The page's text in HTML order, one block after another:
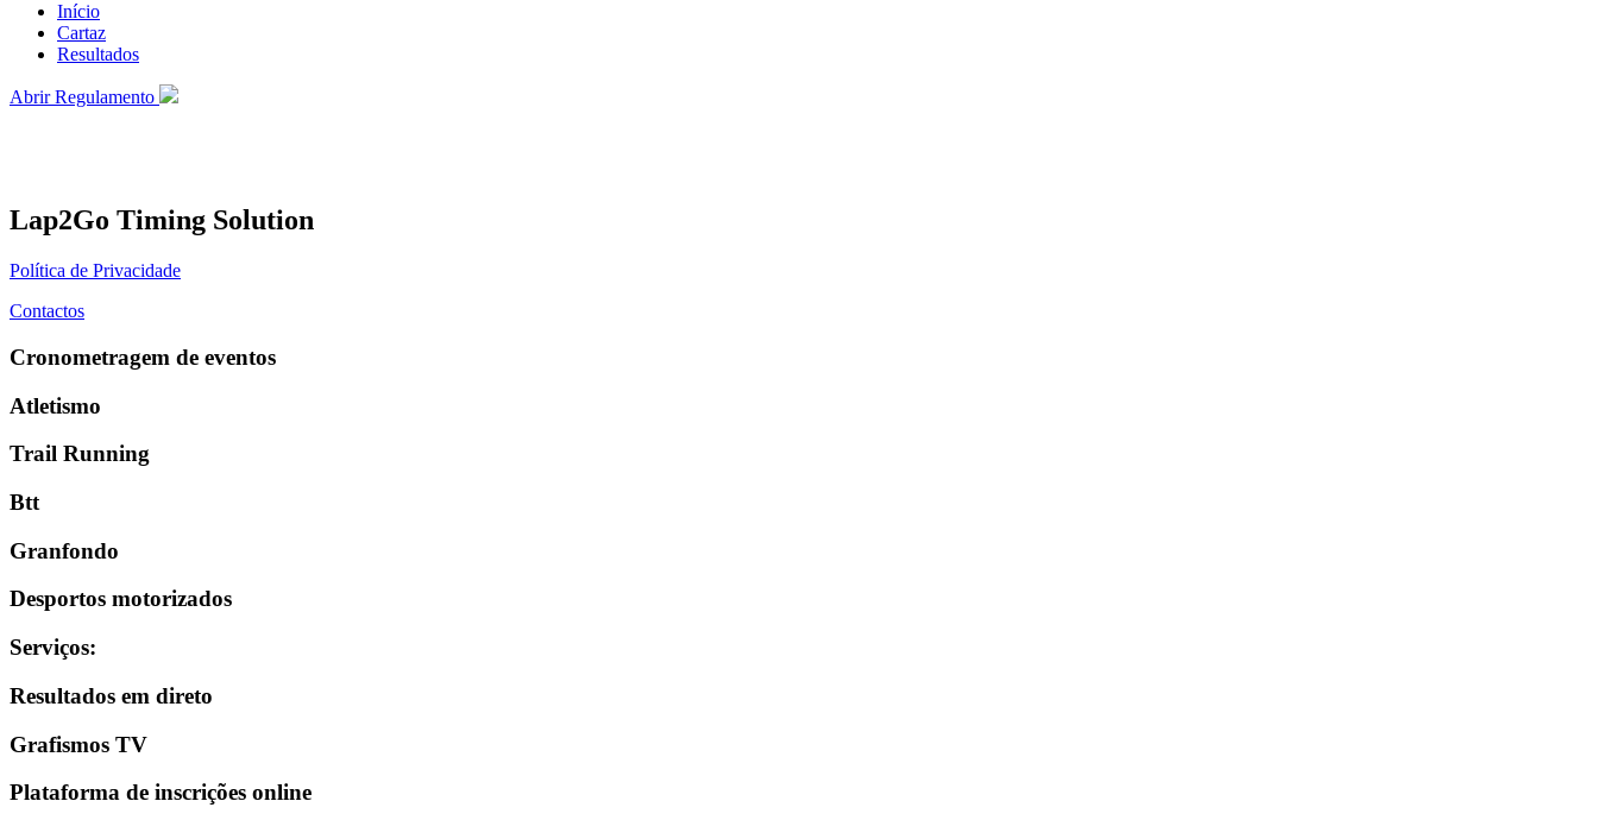
Início
Cartaz
Resultados
Abrir Regulamento
Lap2Go Timing Solution
Política de Privacidade
Contactos
Cronometragem de eventos
Atletismo
Trail Running
Btt
Granfondo
Desportos motorizados
Serviços:
Resultados em direto
Grafismos TV
Plataforma de inscrições online